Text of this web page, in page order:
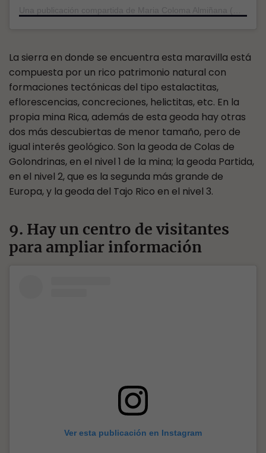
La sierra en donde se encuentra esta maravilla está
compuesta por un rico patrimonio natural con
formaciones tectónicas del tipo estalactitas,
eflorescencias, concreciones, helictitas, etc. En la
propia mina Rica, además de esta geoda hay otras
dos más descubiertas de menor tamaño, pero de
igual interés geológico. Son la geoda de Colas de
Golondrinas, en el nivel 1 de la mina; la geoda Partida,
en el nivel 2, que es la segunda más grande de
Europa, y la geoda del Tajo Rico en el nivel 3.
9. Hay un centro de visitantes
para ampliar información
Ver esta publicación en Instagram